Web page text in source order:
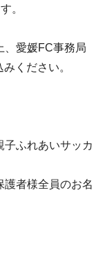
。
、愛媛FC事務局
ください。
子ふれあいサッカ
者様全員のお名